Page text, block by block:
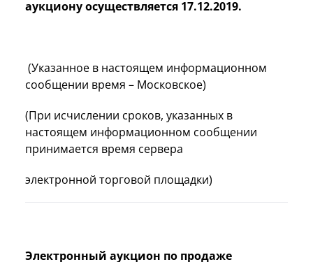
аукциону осуществляется 17.12.2019.
(Указанное в настоящем информационном
сообщении время – Московское)
(При исчислении сроков, указанных в
настоящем информационном сообщении
принимается время сервера
электронной торговой площадки)
Электронный аукцион по продаже